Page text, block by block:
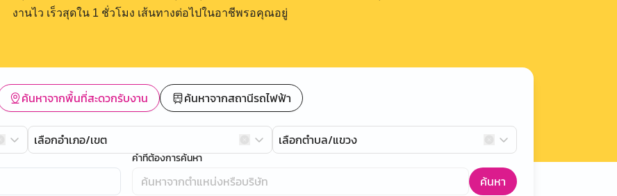
งานไว เร็วสุดใน 1 ชั่วโมง เส้นทางต่อไปในอาชีพรอคุณอยู่
ค้นหาจากพื้นที่สะดวกรับงาน ค้นหาจากสถานีรถไฟฟ้า
เลือกอำเภอ/เขต เลือกตำบล/แขวง
คำที่ต้องการค้นหา
ค้นหา